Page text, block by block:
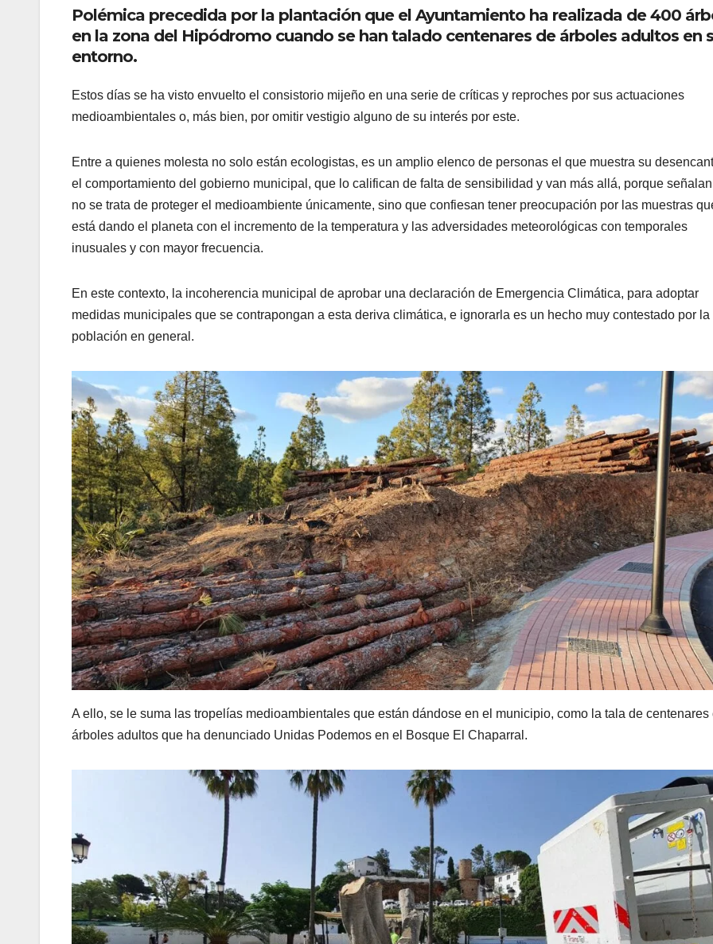
Polémica precedida por la plantación que el Ayuntamiento ha realizada de 400
en la zona del Hipódromo cuando se han talado centenares de árboles adultos en
entorno.
Estos días se ha visto envuelto el consistorio mijeño en una serie de críticas y reproches por sus actuaciones
medioambientales o, más bien, por omitir vestigio alguno de su interés por este.
Entre a quienes molesta no solo están ecologistas, es un amplio elenco de personas el que muestra su
el comportamiento del gobierno municipal, que lo califican de falta de sensibilidad y van más allá, porque
no se trata de proteger el medioambiente únicamente, sino que confiesan tener preocupación por las muestras
está dando el planeta con el incremento de la temperatura y las adversidades meteorológicas con temporales
inusuales y con mayor frecuencia.
En este contexto, la incoherencia municipal de aprobar una declaración de Emergencia Climática, para adoptar
medidas municipales que se contrapongan a esta deriva climática, e ignorarla es un hecho muy contestado por la
población en general.
A ello, se le suma las tropelías medioambientales que están dándose en el municipio, como la tala de centenares
árboles adultos que ha denunciado Unidas Podemos en el Bosque El Chaparral.